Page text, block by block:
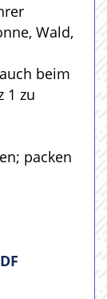
Wald,
beim
1 zu
packen